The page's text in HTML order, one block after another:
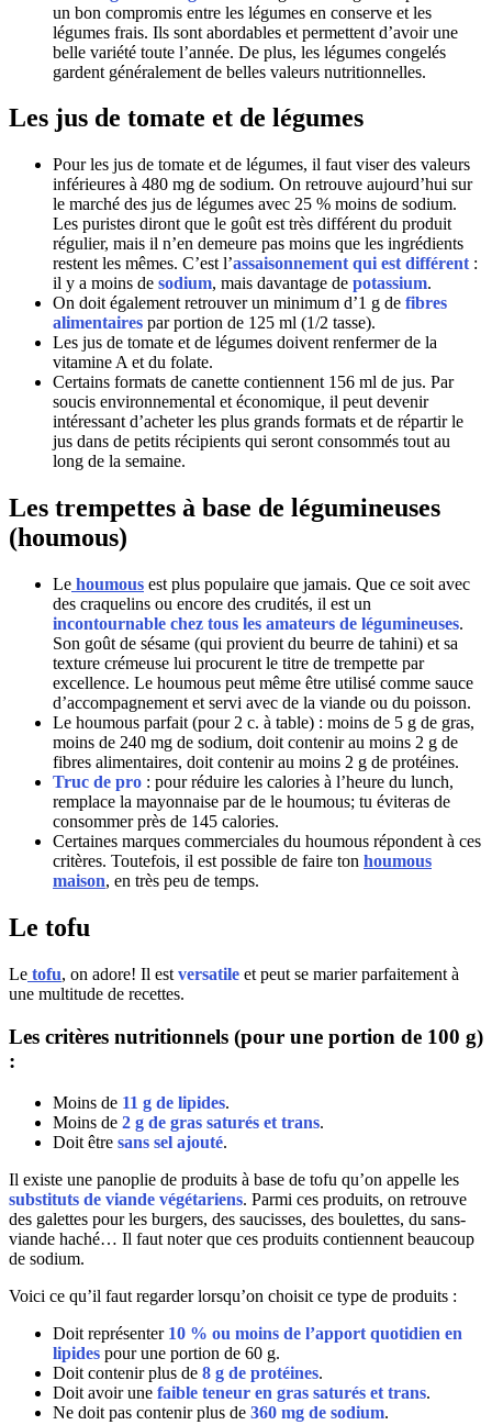
un bon compromis entre les légumes en conserve et les
légumes frais. Ils sont abordables et permettent d’avoir une
belle variété toute l’année. De plus, les légumes congelés
gardent généralement de belles valeurs nutritionnelles.
Les jus de tomate et de légumes
Pour les jus de tomate et de légumes, il faut viser des valeurs
inférieures à 480 mg de sodium. On retrouve aujourd’hui sur
le marché des jus de légumes avec 25 % moins de sodium.
Les puristes diront que le goût est très différent du produit
régulier, mais il n’en demeure pas moins que les ingrédients
restent les mêmes. C’est l’assaisonnement qui est différent :
il y a moins de sodium, mais davantage de potassium.
On doit également retrouver un minimum d’1 g de fibres
alimentaires par portion de 125 ml (1/2 tasse).
Les jus de tomate et de légumes doivent renfermer de la
vitamine A et du folate.
Certains formats de canette contiennent 156 ml de jus. Par
soucis environnemental et économique, il peut devenir
intéressant d’acheter les plus grands formats et de répartir le
jus dans de petits récipients qui seront consommés tout au
long de la semaine.
Les trempettes à base de légumineuses
(houmous)
Le houmous est plus populaire que jamais. Que ce soit avec
des craquelins ou encore des crudités, il est un
incontournable chez tous les amateurs de légumineuses.
Son goût de sésame (qui provient du beurre de tahini) et sa
texture crémeuse lui procurent le titre de trempette par
excellence. Le houmous peut même être utilisé comme sauce
d’accompagnement et servi avec de la viande ou du poisson.
Le houmous parfait (pour 2 c. à table) : moins de 5 g de gras,
moins de 240 mg de sodium, doit contenir au moins 2 g de
fibres alimentaires, doit contenir au moins 2 g de protéines.
Truc de pro : pour réduire les calories à l’heure du lunch,
remplace la mayonnaise par de le houmous; tu éviteras de
consommer près de 145 calories.
Certaines marques commerciales du houmous répondent à ces
critères. Toutefois, il est possible de faire ton houmous
maison, en très peu de temps.
Le tofu
Le tofu, on adore! Il est versatile et peut se marier parfaitement à
une multitude de recettes.
Les critères nutritionnels (pour une portion de 100 g)
:
Moins de 11 g de lipides.
Moins de 2 g de gras saturés et trans.
Doit être sans sel ajouté.
Il existe une panoplie de produits à base de tofu qu’on appelle les
substituts de viande végétariens. Parmi ces produits, on retrouve
des galettes pour les burgers, des saucisses, des boulettes, du sans-
viande haché… Il faut noter que ces produits contiennent beaucoup
de sodium.
Voici ce qu’il faut regarder lorsqu’on choisit ce type de produits :
Doit représenter 10 % ou moins de l’apport quotidien en
lipides pour une portion de 60 g.
Doit contenir plus de 8 g de protéines.
Doit avoir une faible teneur en gras saturés et trans.
Ne doit pas contenir plus de 360 mg de sodium.